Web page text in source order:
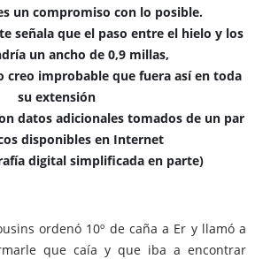
un compromiso con lo posible.
señala que el paso entre el hielo y los
un ancho de 0,9 millas,
creo improbable que fuera así en toda
su extensión
datos adicionales tomados de un par
disponibles en Internet
digital simplificada en parte)
ordenó 10º de caña a Er y llamó a
que caía y que iba a encontrar